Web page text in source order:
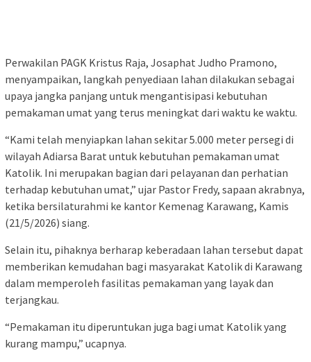
Perwakilan PAGK Kristus Raja, Josaphat Judho Pramono,
menyampaikan, langkah penyediaan lahan dilakukan sebagai
upaya jangka panjang untuk mengantisipasi kebutuhan
pemakaman umat yang terus meningkat dari waktu ke waktu.
“Kami telah menyiapkan lahan sekitar 5.000 meter persegi di
wilayah Adiarsa Barat untuk kebutuhan pemakaman umat
Katolik. Ini merupakan bagian dari pelayanan dan perhatian
terhadap kebutuhan umat,” ujar Pastor Fredy, sapaan akrabnya,
ketika bersilaturahmi ke kantor Kemenag Karawang, Kamis
(21/5/2026) siang.
Selain itu, pihaknya berharap keberadaan lahan tersebut dapat
memberikan kemudahan bagi masyarakat Katolik di Karawang
dalam memperoleh fasilitas pemakaman yang layak dan
terjangkau.
“Pemakaman itu diperuntukan juga bagi umat Katolik yang
kurang mampu,” ucapnya.